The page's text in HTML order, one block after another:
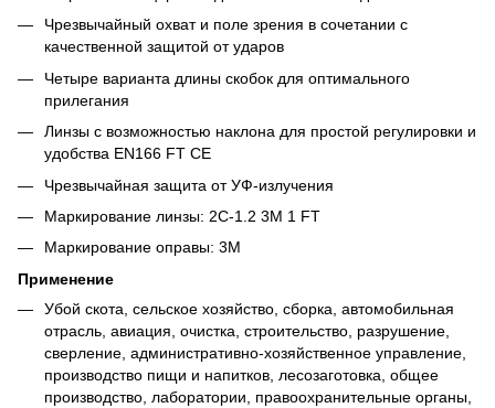
Чрезвычайный охват и поле зрения в сочетании с
качественной защитой от ударов
Четыре варианта длины скобок для оптимального
прилегания
Линзы с возможностью наклона для простой регулировки и
удобства EN166 FT CE
Чрезвычайная защита от УФ-излучения
Маркирование линзы: 2C-1.2 3M 1 FT
Маркирование оправы: 3M
Применение
Убой скота, сельское хозяйство, сборка, автомобильная
отрасль, авиация, очистка, строительство, разрушение,
сверление, административно-хозяйственное управление,
производство пищи и напитков, лесозаготовка, общее
производство, лаборатории, правоохранительные органы,